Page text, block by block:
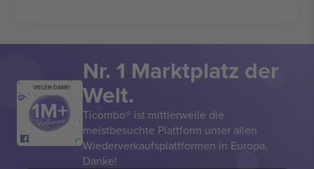
VIELEN DANK!
Nr. 1 Marktplatz der
Welt.
Ticombo® ist mittlerweile die
meistbesuchte Plattform unter allen
Wiederverkaufsplattformen in Europa.
Danke!